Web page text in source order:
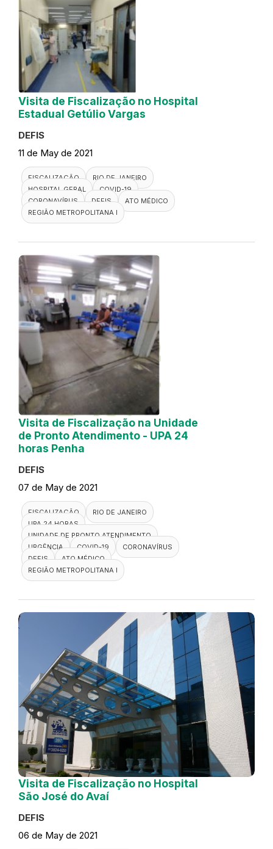
Visita de Fiscalização no Hospital
Estadual Getúlio Vargas
DEFIS
11 de May de 2021
FISCALIZAÇÃO
RIO DE JANEIRO
HOSPITAL GERAL
COVID-19
CORONAVÍRUS
DEFIS
ATO MÉDICO
REGIÃO METROPOLITANA I
Visita de Fiscalização na Unidade
de Pronto Atendimento - UPA 24
horas Penha
DEFIS
07 de May de 2021
FISCALIZAÇÃO
RIO DE JANEIRO
UPA 24 HORAS
UNIDADE DE PRONTO ATENDIMENTO
URGÊNCIA
COVID-19
CORONAVÍRUS
DEFIS
ATO MÉDICO
REGIÃO METROPOLITANA I
Visita de Fiscalização no Hospital
São José do Avaí
DEFIS
06 de May de 2021